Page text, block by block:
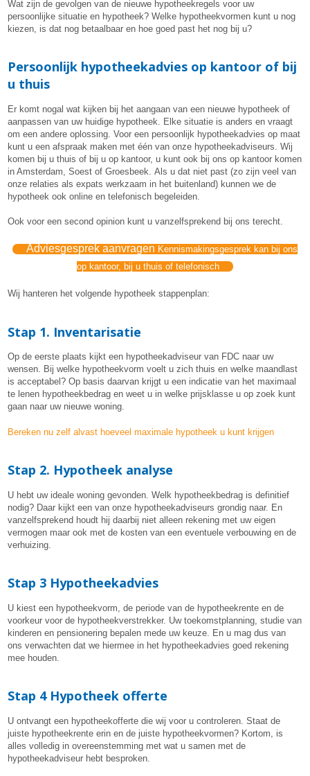
Wat zijn de gevolgen van de nieuwe hypotheekregels voor uw
persoonlijke situatie en hypotheek? Welke hypotheekvormen kunt u nog
kiezen, is dat nog betaalbaar en hoe goed past het nog bij u?
Persoonlijk hypotheekadvies op kantoor of bij
u thuis
Er komt nogal wat kijken bij het aangaan van een nieuwe hypotheek of
aanpassen van uw huidige hypotheek. Elke situatie is anders en vraagt
om een andere oplossing. Voor een persoonlijk hypotheekadvies op maat
kunt u een afspraak maken met één van onze hypotheekadviseurs. Wij
komen bij u thuis of bij u op kantoor, u kunt ook bij ons op kantoor komen
in Amsterdam, Soest of Groesbeek. Als u dat niet past (zo zijn veel van
onze relaties als expats werkzaam in het buitenland) kunnen we de
hypotheek ook online en telefonisch begeleiden.
Ook voor een second opinion kunt u vanzelfsprekend bij ons terecht.
Adviesgesprek aanvragen Kennismakingsgesprek kan bij ons
op kantoor, bij u thuis of telefonisch
Wij hanteren het volgende hypotheek stappenplan:
Stap 1. Inventarisatie
Op de eerste plaats kijkt een hypotheekadviseur van FDC naar uw
wensen. Bij welke hypotheekvorm voelt u zich thuis en welke maandlast
is acceptabel? Op basis daarvan krijgt u een indicatie van het maximaal
te lenen hypotheekbedrag en weet u in welke prijsklasse u op zoek kunt
gaan naar uw nieuwe woning.
Bereken nu zelf alvast hoeveel maximale hypotheek u kunt krijgen
Stap 2. Hypotheek analyse
U hebt uw ideale woning gevonden. Welk hypotheekbedrag is definitief
nodig? Daar kijkt een van onze hypotheekadviseurs grondig naar. En
vanzelfsprekend houdt hij daarbij niet alleen rekening met uw eigen
vermogen maar ook met de kosten van een eventuele verbouwing en de
verhuizing.
Stap 3 Hypotheekadvies
U kiest een hypotheekvorm, de periode van de hypotheekrente en de
voorkeur voor de hypotheekverstrekker. Uw toekomstplanning, studie van
kinderen en pensionering bepalen mede uw keuze. En u mag dus van
ons verwachten dat we hiermee in het hypotheekadvies goed rekening
mee houden.
Stap 4 Hypotheek offerte
U ontvangt een hypotheekofferte die wij voor u controleren. Staat de
juiste hypotheekrente erin en de juiste hypotheekvormen? Kortom, is
alles volledig in overeenstemming met wat u samen met de
hypotheekadviseur hebt besproken.